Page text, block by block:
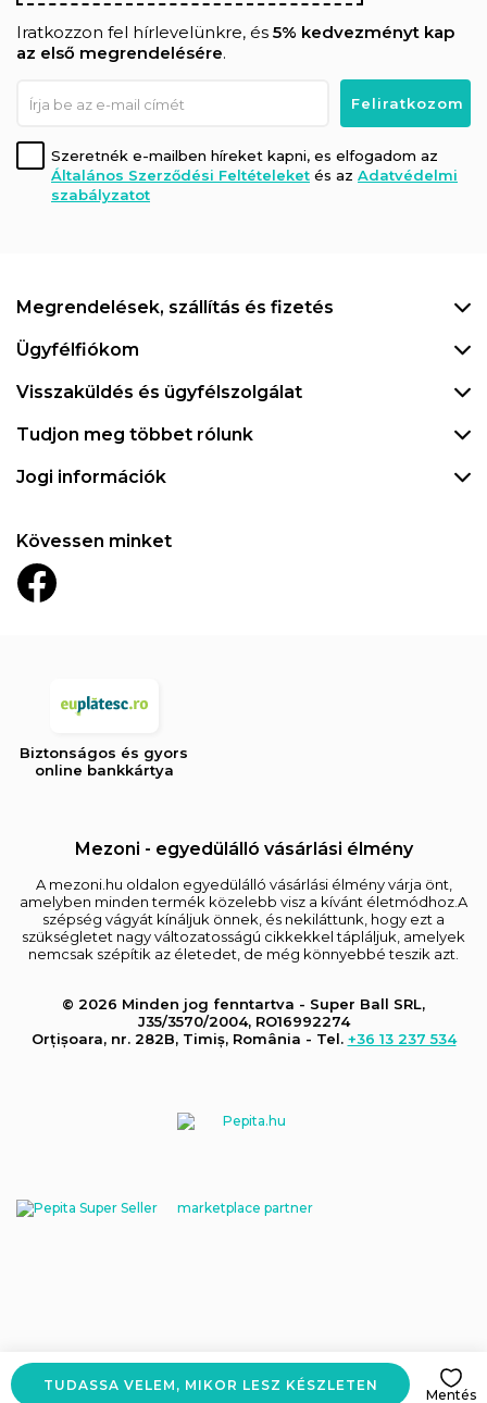
TUDASSA VELEM, MIKOR LESZ KÉSZLETEN
Mentés
Iratkozzon fel hírlevelünkre, és 5% kedvezményt kap
az első megrendelésére.
Szeretnék e-mailben híreket kapni, es elfogadom az
Általános Szerződési Feltételeket és az Adatvédelmi
szabályzatot
Megrendelések, szállítás és fizetés
Ügyfélfiókom
Visszaküldés és ügyfélszolgálat
Tudjon meg többet rólunk
Jogi információk
Kövessen minket
Biztonságos és gyors
online bankkártya
Mezoni - egyedülálló vásárlási élmény
A mezoni.hu oldalon egyedülálló vásárlási élmény várja önt,
amelyben minden termék közelebb visz a kívánt életmódhoz.A
szépség vágyát kínáljuk önnek, és nekiláttunk, hogy ezt a
szükségletet nagy változatosságú cikkekkel tápláljuk, amelyek
nemcsak szépítik az életedet, de még könnyebbé teszik azt.
© 2026 Minden jog fenntartva - Super Ball SRL,
J35/3570/2004, RO16992274
Orțișoara, nr. 282B, Timiș, România - Tel. +36 13 237 534
marketplace partner